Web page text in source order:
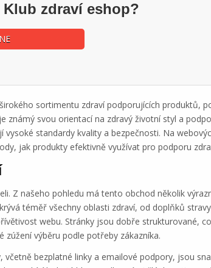
zdraví eshop?
NE
sortimentu zdraví podporujících produktů,
svou orientací na zdravý životní styl a
standardy kvality a bezpečnosti. Na
jak produkty efektivně využívat pro podporu
Z našeho pohledu má tento obchod několik
téměř všechny oblasti zdraví, od doplňků
webu. Stránky jsou dobře strukturované,
zúžení výběru podle potřeby zákazníka.
bezplatné linky a emailové podpory, jsou